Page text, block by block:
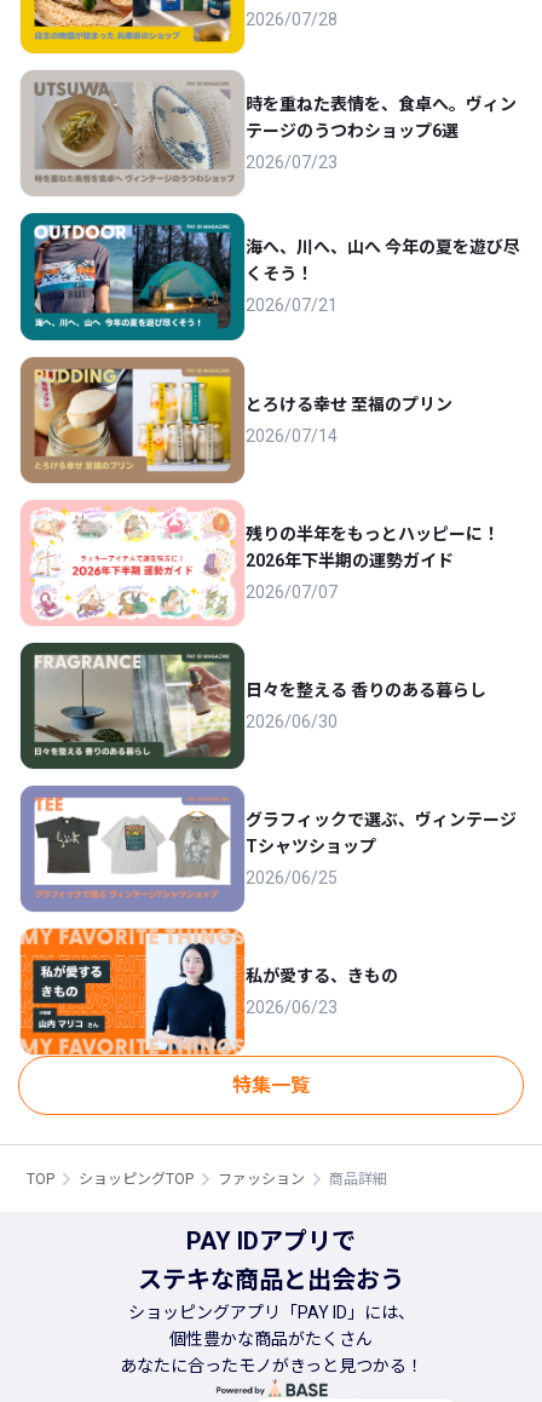
2026/07/28
時を重ねた表情を、食卓へ。ヴィン
テージのうつわショップ6選
2026/07/23
海へ、川へ、山へ 今年の夏を遊び尽
くそう！
2026/07/21
とろける幸せ 至福のプリン
2026/07/14
残りの半年をもっとハッピーに！
2026年下半期の運勢ガイド
2026/07/07
日々を整える 香りのある暮らし
2026/06/30
グラフィックで選ぶ、ヴィンテージ
Tシャツショップ
2026/06/25
私が愛する、きもの
2026/06/23
特集一覧
TOP ショッピングTOP ファッション 商品詳細
PAY IDアプリで
ステキな商品と出会おう
ショッピングアプリ「PAY ID」には、
個性豊かな商品がたくさん
あなたに合ったモノがきっと見つかる！